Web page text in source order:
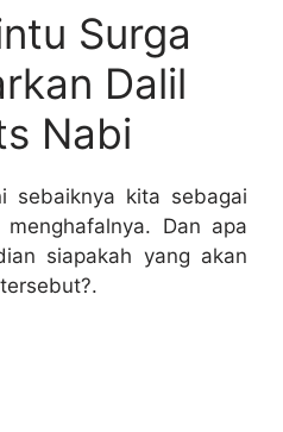
Surga
Dalil
Nabi
sebaiknya kita sebagai
Dan apa
siapakah yang akan